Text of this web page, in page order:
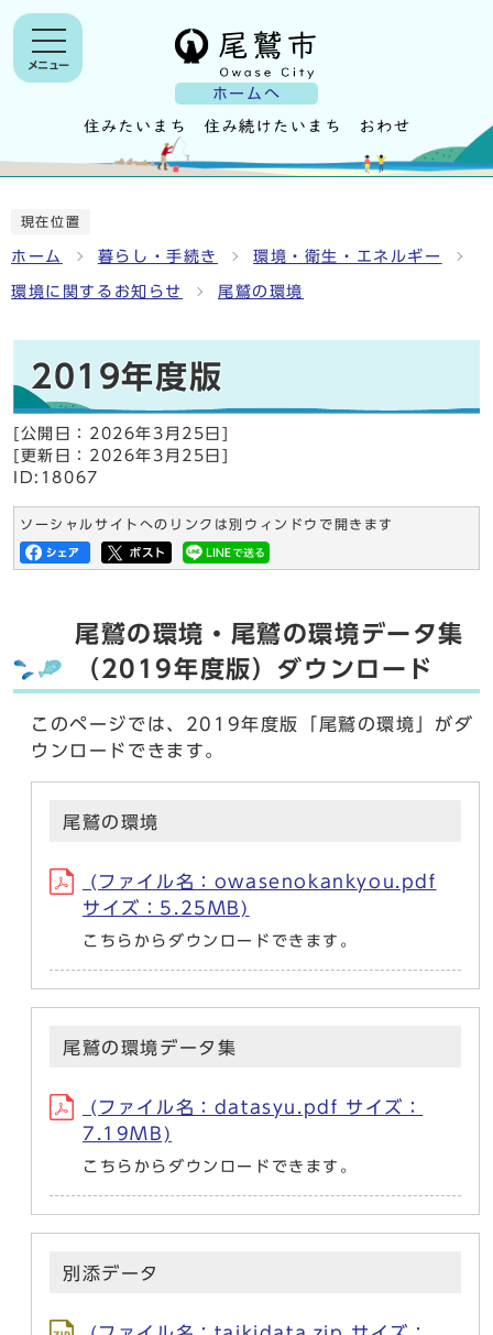
ホームへ
メニュー
現在位置
ホーム 暮らし・手続き 環境・衛生・エネルギー
環境に関するお知らせ 尾鷲の環境
2019年度版
[公開日： 2026年3月25日
[更新日： 2026年3月25日
ID:18067
ソーシャルサイトへのリンクは別ウィンドウで開きます
尾鷲の環境・尾鷲の環境データ集
（2019年度版）ダウンロード
このページでは、2019年度版「尾鷲の環境」がダ
ウンロードできます。
尾鷲の環境
(ファイル名：owasenokankyou.pdf
サイズ：5.25MB)
こちらからダウンロードできます。
尾鷲の環境データ集
(ファイル名：datasyu.pdf サイズ：
7.19MB)
こちらからダウンロードできます。
別添データ